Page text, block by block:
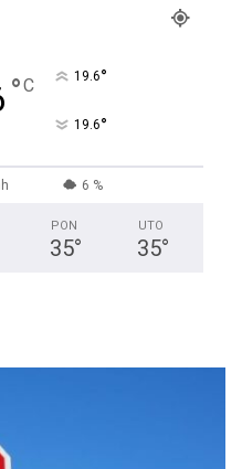
°C 19.6°
19.6°
6 %
PON
35°
UTO
35°